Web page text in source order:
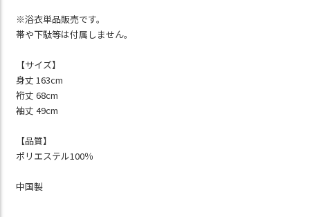
※浴衣単品販売です。
帯や下駄等は付属しません。
【サイズ】
身丈 163cm
裄丈 68cm
袖丈 49cm
【品質】
ポリエステル100％
中国製